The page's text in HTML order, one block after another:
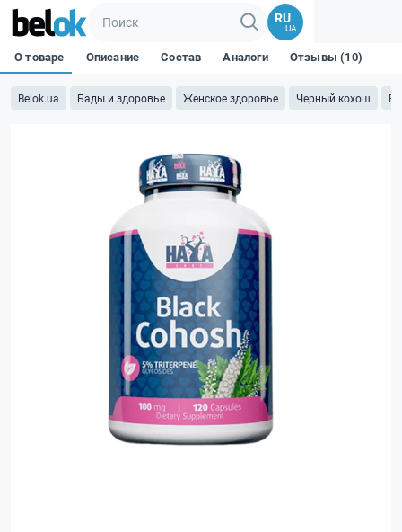
RU
UA
Belok.ua Бады и здоровье Женское здоровье Черный кохош
О товаре Описание Состав Аналоги Отзывы (10)